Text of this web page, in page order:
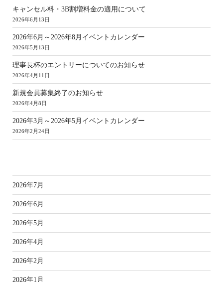
キャンセル料・3B割増料金の適用について
2026年6月13日
2026年6月～2026年8月イベントカレンダー
2026年5月13日
理事長杯のエントリーについてのお知らせ
2026年4月11日
新規会員募集終了のお知らせ
2026年4月8日
2026年3月～2026年5月イベントカレンダー
2026年2月24日
2026年7月
2026年6月
2026年5月
2026年4月
2026年2月
2026年1月